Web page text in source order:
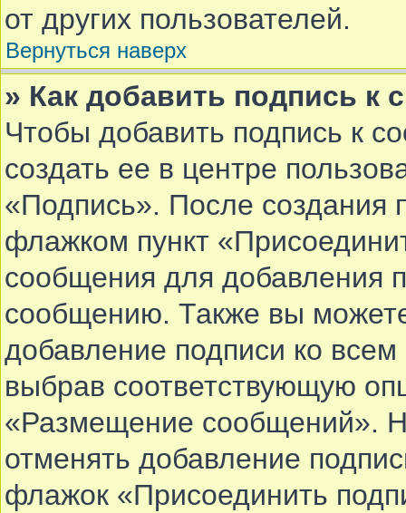
от других пользователей.
Вернуться наверх
» Как добавить подпись
Чтобы добавить подпись к
создать ее в центре
«Подпись». После создания
флажком пункт
сообщения для добавления
сообщению. Также вы
добавление подписи ко
выбрав соответствующую
«Размещение сообщений».
отменять добавление
флажок «Присоединить